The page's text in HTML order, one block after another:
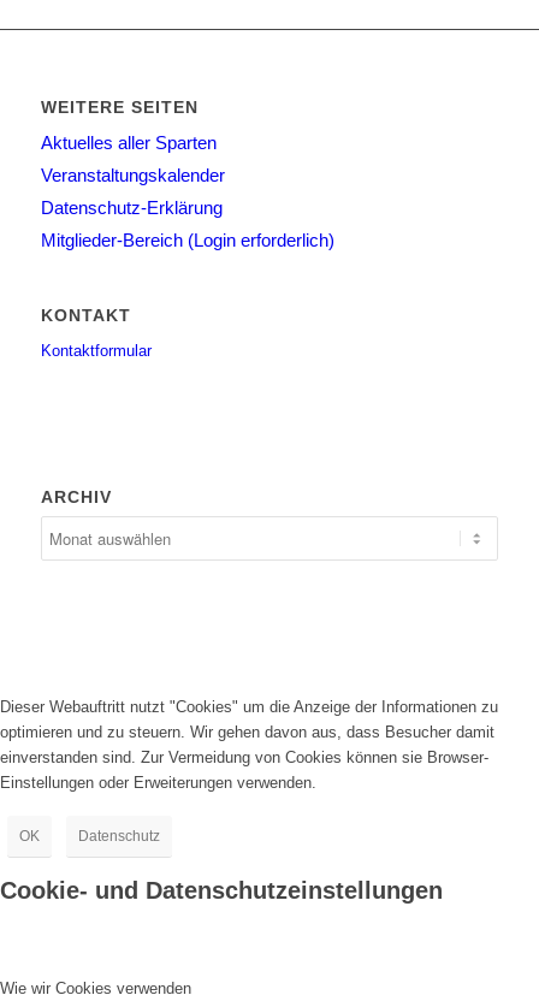
WEITERE SEITEN
Aktuelles aller Sparten
Veranstaltungskalender
Datenschutz-Erklärung
Mitglieder-Bereich (Login erforderlich)
KONTAKT
Kontaktformular
ARCHIV
Dieser Webauftritt nutzt "Cookies" um die Anzeige der Informationen zu
optimieren und zu steuern. Wir gehen davon aus, dass Besucher damit
einverstanden sind. Zur Vermeidung von Cookies können sie Browser-
Einstellungen oder Erweiterungen verwenden.
OK Datenschutz
Cookie- und Datenschutzeinstellungen
Wie wir Cookies verwenden